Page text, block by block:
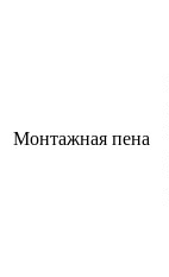
Монтажная пена